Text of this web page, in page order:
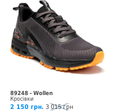
89248 - Wollen
Кросівки
2 150 грн. 3 015 грн